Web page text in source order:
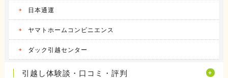
日本通運
ヤマトホームコンビニエンス
ダック引越センター
引越し体験談・口コミ・評判